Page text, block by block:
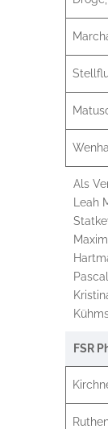
Als
Leah
FSR